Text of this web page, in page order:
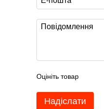
Оцініть товар
Надіслати